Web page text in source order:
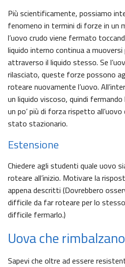
Più scientificamente, possiamo
fenomeno in termini di forze in un
l’uovo crudo viene fermato
liquido interno continua a
attraverso il liquido stesso. Se
rilasciato, queste forze possono
roteare nuovamente l’uovo.
un liquido viscoso, quindi
un po’ più di forza rispetto
stato stazionario.
Estensione
Chiedere agli studenti quale uovo
roteare all’inizio. Motivare la
appena descritti (Dovrebbero
difficile da far roteare per lo
difficile fermarlo.)
Uova che rimbalzano
Sapevi che oltre ad essere